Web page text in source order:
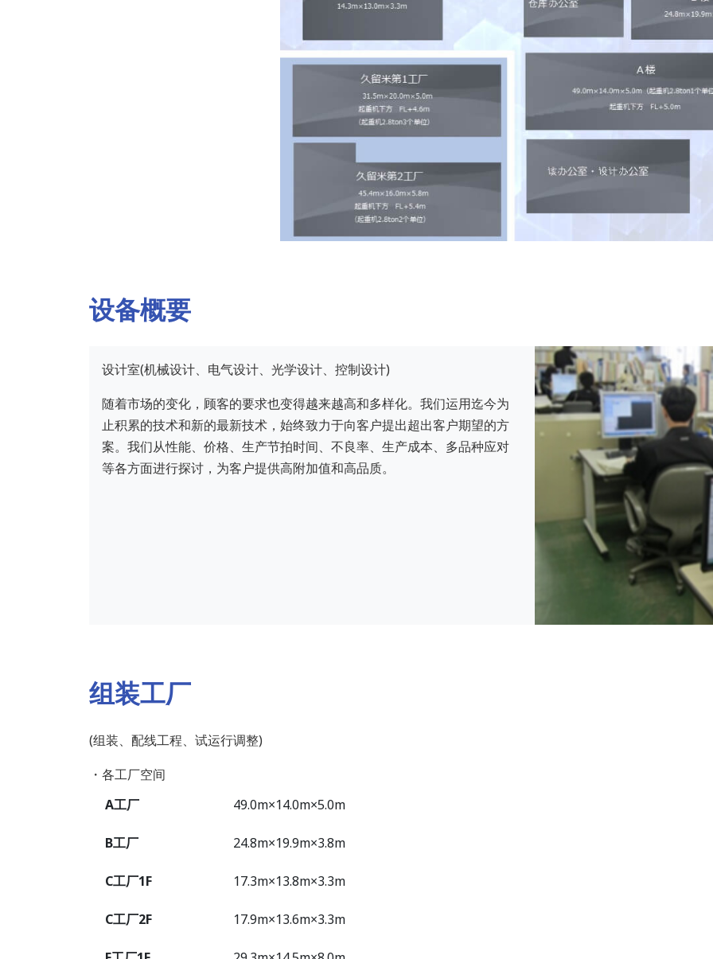
设备概要
设计室(机械设计、电气设计、光学设计、控制设计)
随着市场的变化，顾客的要求也变得越来越高和多样化。我们运用迄今为
止积累的技术和新的最新技术，始终致力于向客户提出超出客户期望的方
案。我们从性能、价格、生产节拍时间、不良率、生产成本、多品种应对
等各方面进行探讨，为客户提供高附加值和高品质。
组装工厂
(组装、配线工程、试运行调整)
・各工厂空间
A工厂
49.0m×14.0m×5.0m
B工厂 24.8m×19.9m×3.8m
C工厂1F 17.3m×13.8m×3.3m
C工厂2F 17.9m×13.6m×3.3m